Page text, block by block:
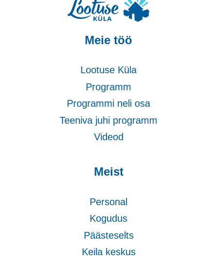
Meie töö
Lootuse Küla
Programm
Programmi neli osa
Teeniva juhi programm
Videod
Meist
Personal
Kogudus
Päästeselts
Keila keskus